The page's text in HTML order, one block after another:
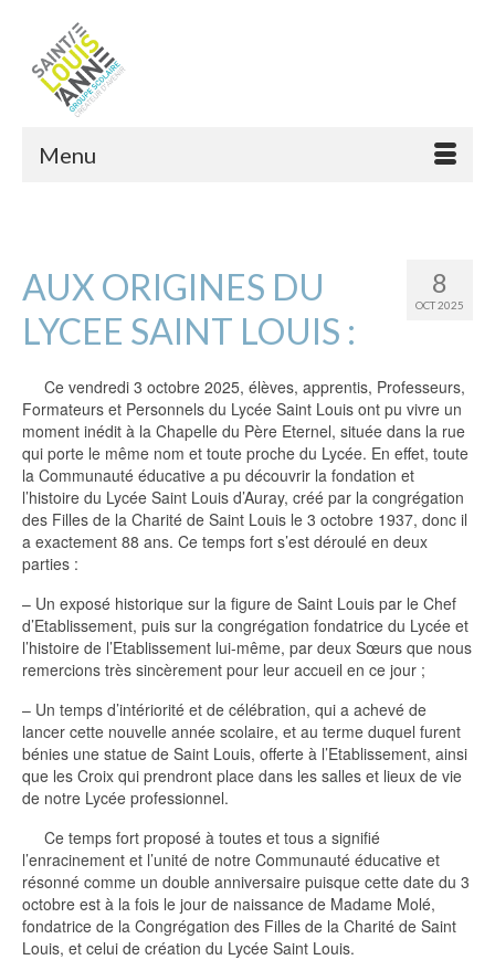
Menu
8
OCT 2025
AUX ORIGINES DU
LYCEE SAINT LOUIS :
Ce vendredi 3 octobre 2025, élèves, apprentis, Professeurs,
Formateurs et Personnels du Lycée Saint Louis ont pu vivre un
moment inédit à la Chapelle du Père Eternel, située dans la rue
qui porte le même nom et toute proche du Lycée. En effet, toute
la Communauté éducative a pu découvrir la fondation et
l’histoire du Lycée Saint Louis d’Auray, créé par la congrégation
des Filles de la Charité de Saint Louis le 3 octobre 1937, donc il
a exactement 88 ans. Ce temps fort s’est déroulé en deux
parties :
– Un exposé historique sur la figure de Saint Louis par le Chef
d’Etablissement, puis sur la congrégation fondatrice du Lycée et
l’histoire de l’Etablissement lui-même, par deux Sœurs que nous
remercions très sincèrement pour leur accueil en ce jour ;
– Un temps d’intériorité et de célébration, qui a achevé de
lancer cette nouvelle année scolaire, et au terme duquel furent
bénies une statue de Saint Louis, offerte à l’Etablissement, ainsi
que les Croix qui prendront place dans les salles et lieux de vie
de notre Lycée professionnel.
Ce temps fort proposé à toutes et tous a signifié
l’enracinement et l’unité de notre Communauté éducative et
résonné comme un double anniversaire puisque cette date du 3
octobre est à la fois le jour de naissance de Madame Molé,
fondatrice de la Congrégation des Filles de la Charité de Saint
Louis, et celui de création du Lycée Saint Louis.